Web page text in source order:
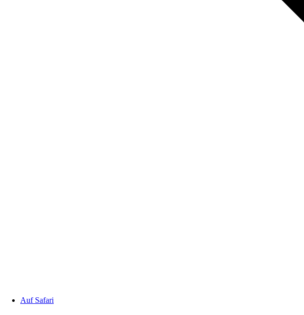
Auf Safari